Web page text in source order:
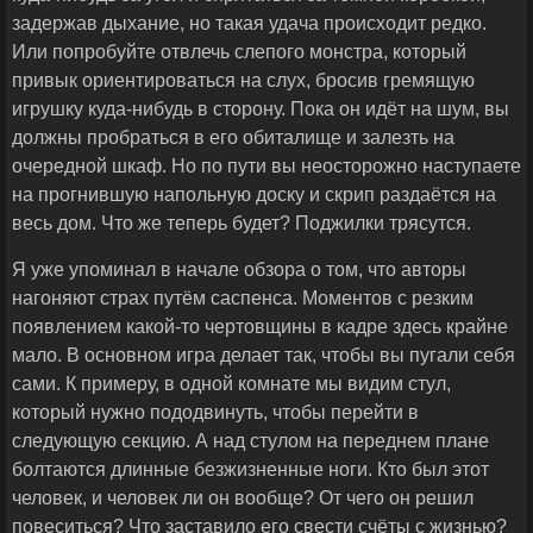
задержав дыхание, но такая удача происходит редко.
Или попробуйте отвлечь слепого монстра, который
привык ориентироваться на слух, бросив гремящую
игрушку куда-нибудь в сторону. Пока он идёт на шум, вы
должны пробраться в его обиталище и залезть на
очередной шкаф. Но по пути вы неосторожно наступаете
на прогнившую напольную доску и скрип раздаётся на
весь дом. Что же теперь будет? Поджилки трясутся.
Я уже упоминал в начале обзора о том, что авторы
нагоняют страх путём саспенса. Моментов с резким
появлением какой-то чертовщины в кадре здесь крайне
мало. В основном игра делает так, чтобы вы пугали себя
сами. К примеру, в одной комнате мы видим стул,
который нужно пододвинуть, чтобы перейти в
следующую секцию. А над стулом на переднем плане
болтаются длинные безжизненные ноги. Кто был этот
человек, и человек ли он вообще? От чего он решил
повеситься? Что заставило его свести счёты с жизнью?